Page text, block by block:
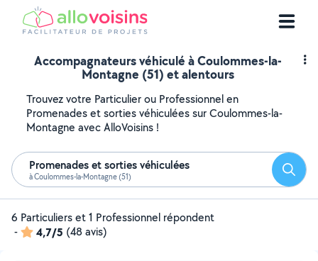
Accompagnateurs véhiculé à Coulommes-la-
Montagne (51) et alentours
Trouvez votre Particulier ou Professionnel en
Promenades et sorties véhiculées sur Coulommes-la-
Montagne avec AlloVoisins !
Promenades et sorties véhiculées
à Coulommes-la-Montagne (51)
6 Particuliers et 1 Professionnel répondent
-
4,7/5 (48 avis)